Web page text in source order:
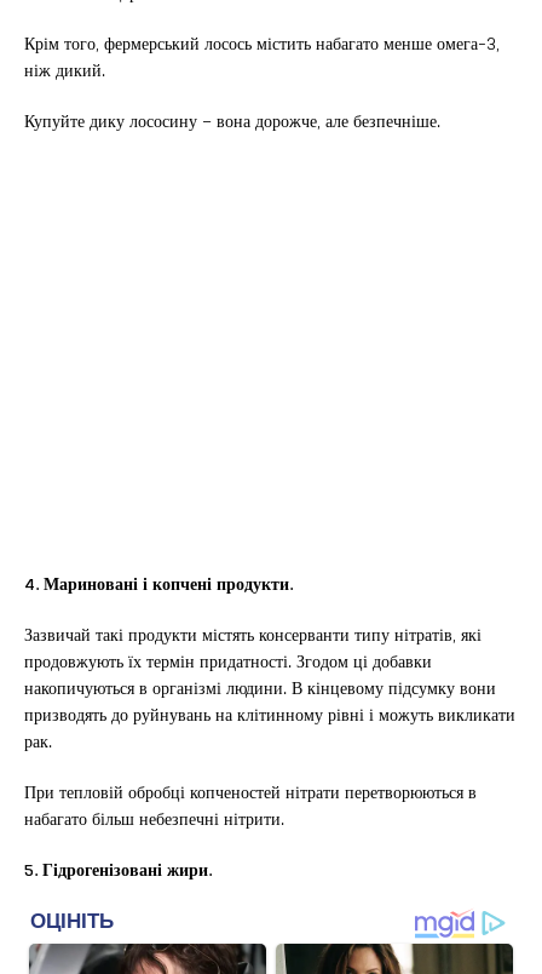
Крім того, фермерський лосось містить набагато менше омега-3,
ніж дикий.
Купуйте дику лососину – вона дорожче, але безпечніше.
4. Мариновані і копчені продукти.
Зазвичай такі продукти містять консерванти типу нітратів, які
продовжують їх термін придатності. Згодом ці добавки
накопичуються в організмі людини. В кінцевому підсумку вони
призводять до руйнувань на клітинному рівні і можуть викликати
рак.
При тепловій обробці копченостей нітрати перетворюються в
набагато більш небезпечні нітрити.
5. Гідрогенізовані жири.